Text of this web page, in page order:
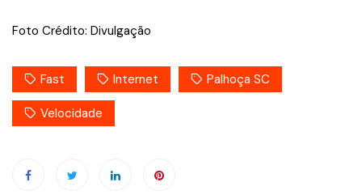
Foto Crédito: Divulgação
Fast Internet Palhoça SC
Velocidade